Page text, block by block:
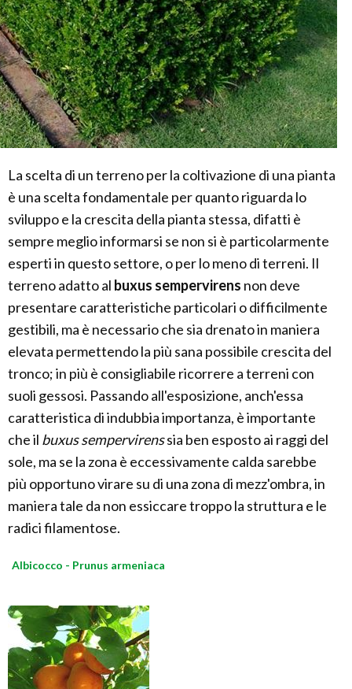
La scelta di un terreno per la coltivazione di una pianta
è una scelta fondamentale per quanto riguarda lo
sviluppo e la crescita della pianta stessa, difatti è
sempre meglio informarsi se non si è particolarmente
esperti in questo settore, o per lo meno di terreni. Il
terreno adatto al buxus sempervirens non deve
presentare caratteristiche particolari o difficilmente
gestibili, ma è necessario che sia drenato in maniera
elevata permettendo la più sana possibile crescita del
tronco; in più è consigliabile ricorrere a terreni con
suoli gessosi. Passando all'esposizione, anch'essa
caratteristica di indubbia importanza, è importante
che il buxus sempervirenssia ben esposto ai raggi del
sole, ma se la zona è eccessivamente calda sarebbe
più opportuno virare su di una zona di mezz'ombra, in
maniera tale da non essiccare troppo la struttura e le
radici filamentose.
Albicocco - Prunus armeniaca